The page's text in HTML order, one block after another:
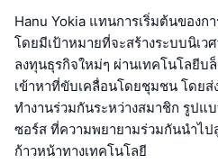
Hanu Yokia แทนการเริ่มต้นของ
โดยมีเป้าหมายที่จะสร้างระบบนิเ
ลงทุนธุรกิจใหม่ๆ ผ่านเทคโนโลยีบ
เข้าหาที่ขับเคลื่อนโดยชุมชน โดยส่
ทำงานร่วมกันระหว่างสมาชิก รูปแ
ซอร์ส ที่ความพยายามร่วมกันนำไป
ก้าวหน้าทางเทคโนโลยี